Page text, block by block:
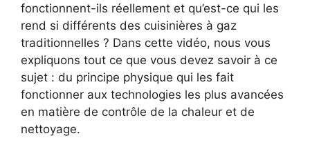
fonctionnent-ils réellement et qu’est-ce qui les
rend si différents des cuisinières à gaz
traditionnelles ? Dans cette vidéo, nous vous
expliquons tout ce que vous devez savoir à ce
sujet : du principe physique qui les fait
fonctionner aux technologies les plus avancées
en matière de contrôle de la chaleur et de
nettoyage.